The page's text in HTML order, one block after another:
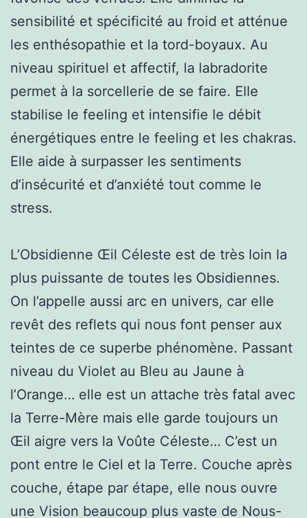
sensibilité et spécificité au froid et atténue
les enthésopathie et la tord-boyaux. Au
niveau spirituel et affectif, la labradorite
permet à la sorcellerie de se faire. Elle
stabilise le feeling et intensifie le débit
énergétiques entre le feeling et les chakras.
Elle aide à surpasser les sentiments
d’insécurité et d’anxiété tout comme le
stress.
L’Obsidienne Œil Céleste est de très loin la
plus puissante de toutes les Obsidiennes.
On l’appelle aussi arc en univers, car elle
revêt des reflets qui nous font penser aux
teintes de ce superbe phénomène. Passant
niveau du Violet au Bleu au Jaune à
l’Orange… elle est un attache très fatal avec
la Terre-Mère mais elle garde toujours un
Œil aigre vers la Voûte Céleste… C’est un
pont entre le Ciel et la Terre. Couche après
couche, étape par étape, elle nous ouvre
une Vision beaucoup plus vaste de Nous-